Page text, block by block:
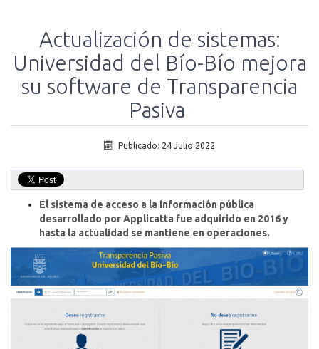
Actualización de sistemas:
Universidad del Bío-Bío mejora
su software de Transparencia
Pasiva
Publicado: 24 Julio 2022
El sistema de acceso a la información pública
desarrollado por Applicatta fue adquirido en 2016 y
hasta la actualidad se mantiene en operaciones.